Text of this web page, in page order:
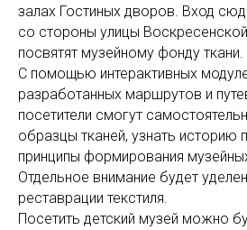
залах Гостиных дворов. Вход
со стороны улицы
посвятят музейному фонду ткани.
С помощью интерактивных
разработанных маршрутов и
посетители смогут
образцы тканей, узнать историю
принципы формирования
Отдельное внимание будет
реставрации текстиля.
Посетить детский музей можно